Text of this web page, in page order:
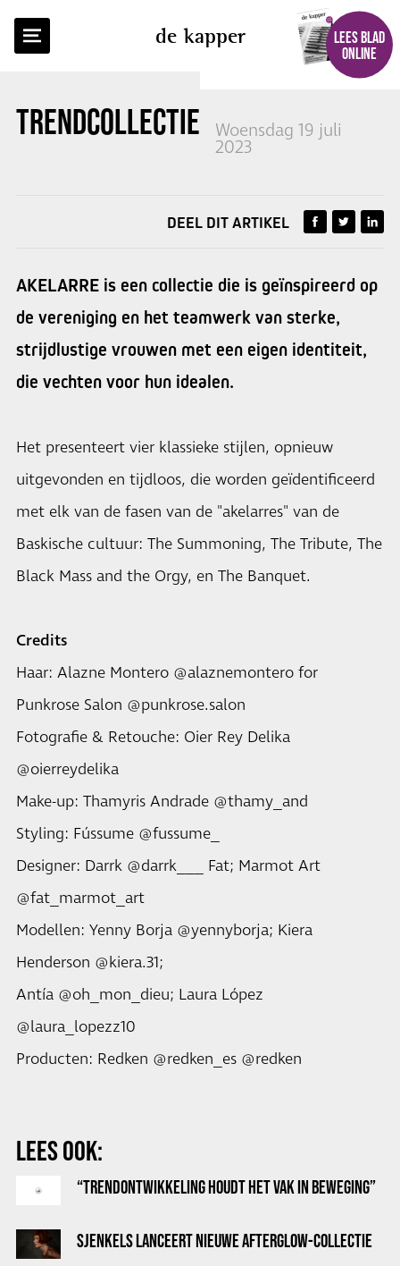
de kapper
LEES BLAD
ONLINE
TRENDCOLLECTIE AKELARRE
Woensdag 19 juli
2023
TERUG NAAR OVERZICHT
DEEL DIT ARTIKEL
AKELARRE is een collectie die is geïnspireerd op
de vereniging en het teamwerk van sterke,
strijdlustige vrouwen met een eigen identiteit,
die vechten voor hun idealen.
Het presenteert vier klassieke stijlen, opnieuw
uitgevonden en tijdloos, die worden geïdentificeerd
met elk van de fasen van de "akelarres" van de
Baskische cultuur: The Summoning, The Tribute, The
Black Mass and the Orgy, en The Banquet.
Credits
Haar: Alazne Montero @alaznemontero for
Punkrose Salon @punkrose.salon
Fotografie & Retouche: Oier Rey Delika
@oierreydelika
Make-up: Thamyris Andrade @thamy_and
Styling: Fússume @fussume_
Designer: Darrk @darrk___ Fat; Marmot Art
@fat_marmot_art
Modellen: Yenny Borja @yennyborja; Kiera
Henderson @kiera.31;
Antía @oh_mon_dieu; Laura López
@laura_lopezz10
Producten: Redken @redken_es @redken
LEES OOK:
“TRENDONTWIKKELING HOUDT HET VAK IN BEWEGING”
SJENKELS LANCEERT NIEUWE AFTERGLOW-COLLECTIE